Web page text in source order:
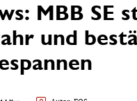
MBB SE
und